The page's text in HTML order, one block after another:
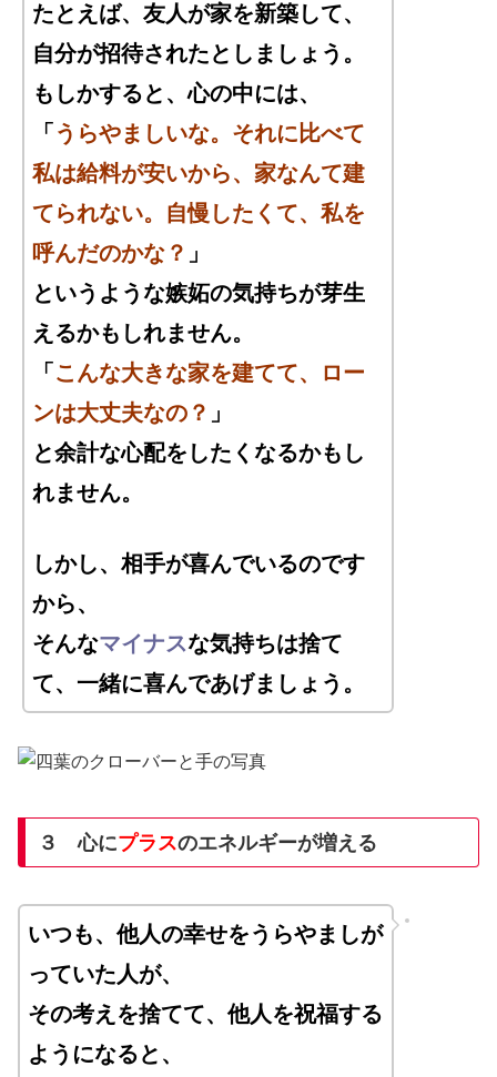
たとえば、友人が家を新築して、
自分が招待されたとしましょう。
もしかすると、心の中には、
「 うらやましいな。それに比べて
私は給料が安いから、家なんて建
てられない。自慢したくて、私を
呼んだのかな？ 」
というような嫉妬の気持ちが芽生
えるかもしれません。
「 こんな大きな家を建てて、ロー
ンは大丈夫なの？ 」
と余計な心配をしたくなるかもし
れません。
しかし、相手が喜んでいるのです
から、
そんなマイナスな気持ちは捨て
て、一緒に喜んであげましょう。
３ 心にプラスのエネルギーが増える
いつも、他人の幸せをうらやましが
っていた人が、
その考えを捨てて、他人を祝福する
ようになると、